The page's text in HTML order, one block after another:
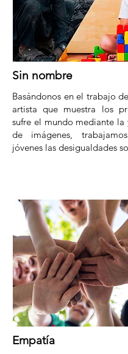
Sin nombre
Basándonos en el trabajo
artista que muestra los
sufre el mundo mediante la
de imágenes,
jóvenes las desigualdades
Empatía